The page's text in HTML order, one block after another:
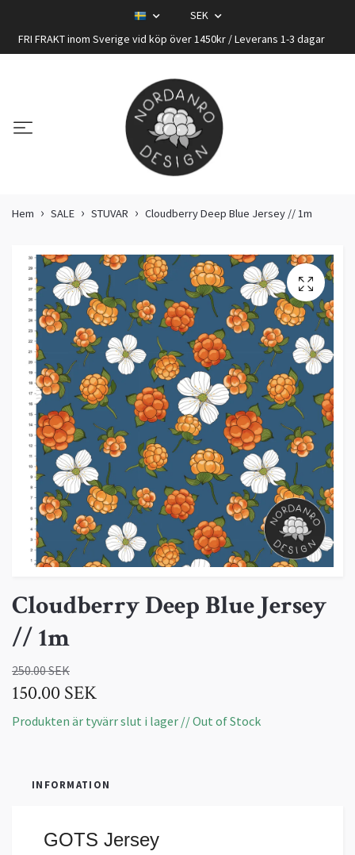
SEK
FRI FRAKT inom Sverige vid köp över 1450kr / Leverans 1-3 dagar
Hem SALE STUVAR Cloudberry Deep Blue Jersey // 1m
Cloudberry Deep Blue Jersey
// 1m
250.00 SEK
150.00 SEK
Produkten är tyvärr slut i lager // Out of Stock
INFORMATION
GOTS Jersey